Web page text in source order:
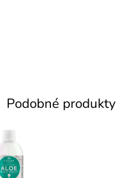
Podobné produkty